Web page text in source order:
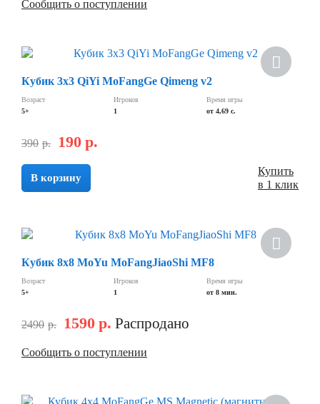
Сообщить о поступлении
Кубик 3х3 QiYi MoFangGe Qimeng v2
Возраст
5+
Игроков
1
Время игры
от 4,69 с.
390 р. 190 р.
В корзину
Купить
в 1 клик
Скидка
Кубик 8х8 MoYu MoFangJiaoShi MF8
Возраст
5+
Игроков
1
Время игры
от 8 мин.
2490 р. 1590 р. Распродано
Сообщить о поступлении